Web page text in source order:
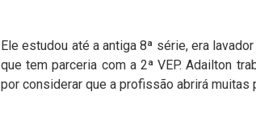
Ele estudou até a antiga 8ª série, era
que tem parceria com a 2ª VEP. Adailton
por considerar que a profissão abrirá